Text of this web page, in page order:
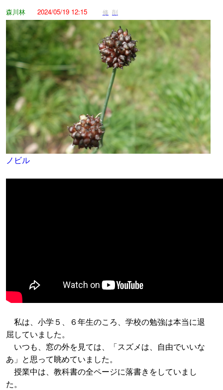
森川林
2024/05/19 12:15 修 削
ノビル
私は、小学５、６年生のころ、学校の勉強は本当に退
屈していました。
いつも、窓の外を見ては、「スズメは、自由でいいな
あ」と思って眺めていました。
授業中は、教科書の全ページに落書きをしていまし
た。